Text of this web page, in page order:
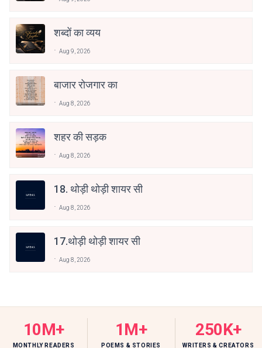
शब्दों का व्यय
Aug 9, 2026
बाजार रोजगार का
Aug 8, 2026
शहर की सड़क
Aug 8, 2026
18. थोड़ी थोड़ी शायर सी
Aug 8, 2026
17.थोड़ी थोड़ी शायर सी
Aug 8, 2026
10M+
MONTHLY READERS
1M+
POEMS & STORIES
250K+
WRITERS & CREATORS